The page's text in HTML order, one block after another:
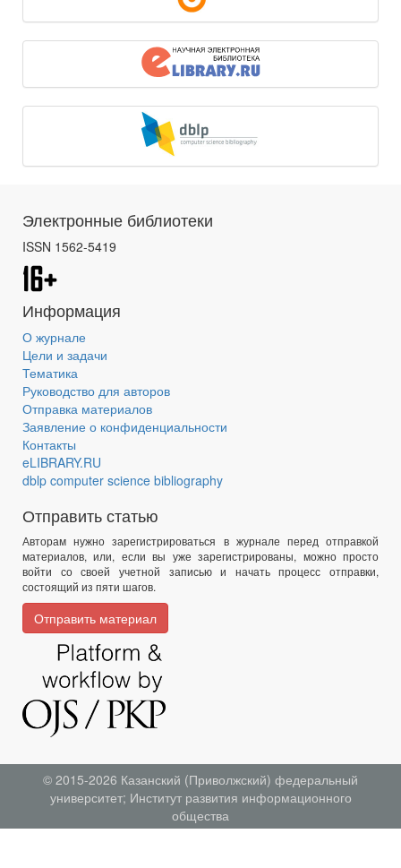
Электронные библиотеки
ISSN 1562-5419
Информация
О журнале
Цели и задачи
Тематика
Руководство для авторов
Отправка материалов
Заявление о конфиденциальности
Контакты
eLIBRARY.RU
dblp computer science bibliography
Отправить статью
Авторам нужно зарегистрироваться в журнале перед отправкой
материалов, или, если вы уже зарегистрированы, можно просто
войти со своей учетной записью и начать процесс отправки,
состоящий из пяти шагов.
Отправить материал
© 2015-2026 Казанский (Приволжский) федеральный
университет; Институт развития информационного
общества